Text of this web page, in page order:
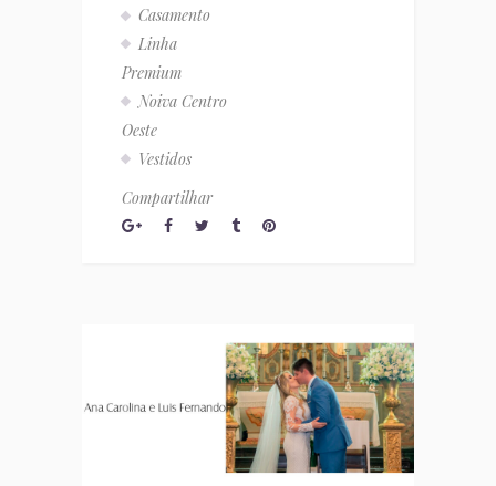
Casamento
Linha
Premium
Noiva Centro
Oeste
Vestidos
Compartilhar